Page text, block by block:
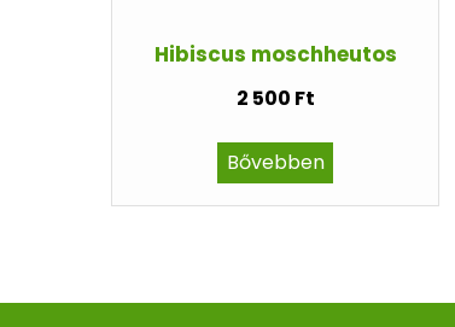
Hibiscus moschheutos
2 500 Ft
Bővebben